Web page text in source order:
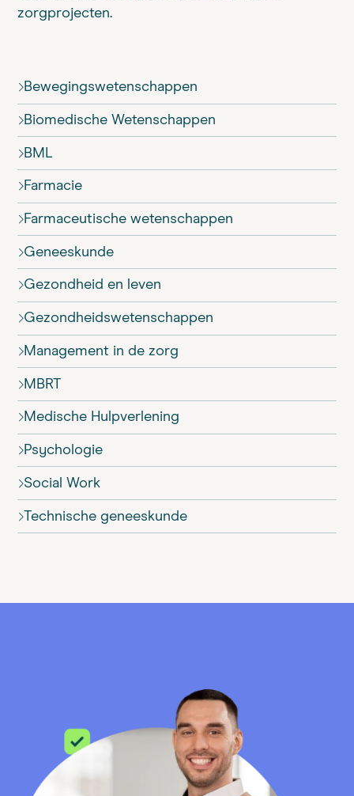
zorgprojecten.
Bewegings­wetenschappen
Biomedische Wetenschappen
BML
Farmacie
Farmaceutische wetenschappen
Geneeskunde
Gezondheid en leven
Gezondheids­wetenschappen
Management in de zorg
MBRT
Medische Hulpverlening
Psychologie
Social Work
Technische geneeskunde